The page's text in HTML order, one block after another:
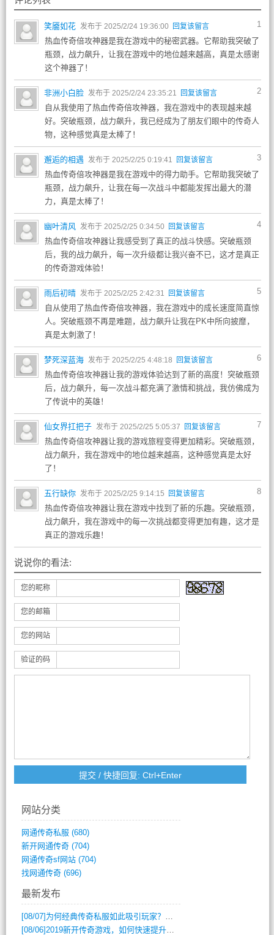
1
笑靥如花 发布于 2025/2/24 19:36:00 回复该留言
热血传奇倍攻神器是我在游戏中的秘密武器。它帮助我突破了
瓶颈，战力飙升，让我在游戏中的地位越来越高，真是太感谢
这个神器了！
2
非洲小白脸 发布于 2025/2/24 23:35:21 回复该留言
自从我使用了热血传奇倍攻神器，我在游戏中的表现越来越
好。突破瓶颈，战力飙升，我已经成为了朋友们眼中的传奇人
物，这种感觉真是太棒了！
3
邂逅的相遇 发布于 2025/2/25 0:19:41 回复该留言
热血传奇倍攻神器是我在游戏中的得力助手。它帮助我突破了
瓶颈，战力飙升，让我在每一次战斗中都能发挥出最大的潜
力，真是太棒了！
4
幽叶清风 发布于 2025/2/25 0:34:50 回复该留言
热血传奇倍攻神器让我感受到了真正的战斗快感。突破瓶颈
后，我的战力飙升，每一次升级都让我兴奋不已，这才是真正
的传奇游戏体验！
5
雨后初晴 发布于 2025/2/25 2:42:31 回复该留言
自从使用了热血传奇倍攻神器，我在游戏中的成长速度简直惊
人。突破瓶颈不再是难题，战力飙升让我在PK中所向披靡，
真是太刺激了！
6
梦死深蓝海 发布于 2025/2/25 4:48:18 回复该留言
热血传奇倍攻神器让我的游戏体验达到了新的高度！突破瓶颈
后，战力飙升，每一次战斗都充满了激情和挑战，我仿佛成为
了传说中的英雄！
7
仙女界扛把子 发布于 2025/2/25 5:05:37 回复该留言
热血传奇倍攻神器让我的游戏旅程变得更加精彩。突破瓶颈，
战力飙升，我在游戏中的地位越来越高，这种感觉真是太好
了！
8
五行缺你 发布于 2025/2/25 9:14:15 回复该留言
热血传奇倍攻神器让我在游戏中找到了新的乐趣。突破瓶颈，
战力飙升，我在游戏中的每一次挑战都变得更加有趣，这才是
真正的游戏乐趣！
说说你的看法:
您的昵称
您的邮箱
您的网站
验证的码
网站分类
网通传奇私服 (680)
新开网通传奇(704)
网通传奇sf网站(704)
找网通传奇(696)
最新发布
[08/07] 为何经典传奇私服如此吸引玩家？深度攻略解析
[08/06]2019新开传奇游戏，如何快速提升角色等级？